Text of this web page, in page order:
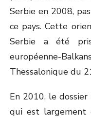
Serbie en 2008,
ce pays. Cette
Serbie a été
européenne-
Thessalonique du
En 2010, le
qui est largement